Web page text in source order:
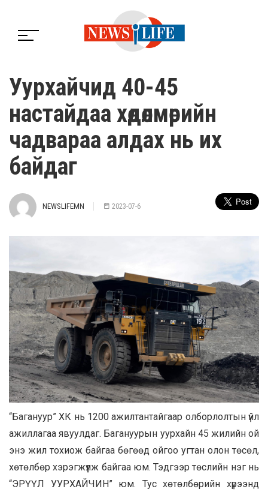
Уурхайчид 40-45
настайдаа хөдөлмөрийн
чадвараа алдах нь их
байдаг
NEWSLIFEMN 2023-07-6
“Багануур” ХК нь 1200 ажилтантайгаар олборлолтын үйл
ажиллагаа явуулдаг. Багануурын уурхайн 45 жилийн ой
энэ жил тохиож байгаа бөгөөд ойгоо угтан олон төсөл,
хөтөлбөр хэрэгжүүлж байгаа юм. Тэдгээр төслийн нэг нь
“ЭРҮҮЛ УУРХАЙЧИН” юм. Тус хөтөлбөрийн хүрээнд